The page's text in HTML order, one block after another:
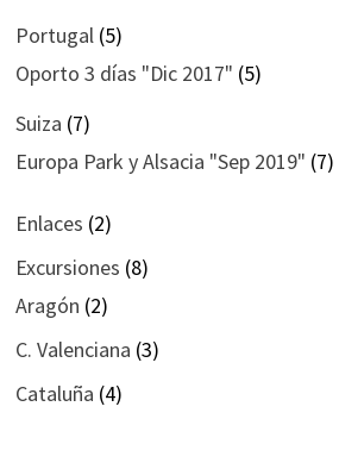
Portugal (5)
Oporto 3 días "Dic 2017" (5)
Suiza (7)
Europa Park y Alsacia "Sep 2019" (7)
Enlaces (2)
Excursiones (8)
Aragón (2)
C. Valenciana (3)
Cataluña (4)